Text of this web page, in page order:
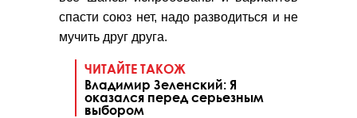
спасти союз нет, надо разводиться и не
мучить друг друга.
ЧИТАЙТЕ ТАКОЖ
Владимир Зеленский: Я
оказался перед серьезным
выбором